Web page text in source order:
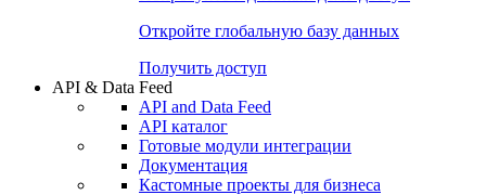
Откройте глобальную базу данных
Получить доступ
API & Data Feed
API and Data Feed
API каталог
Готовые модули интеграции
Документация
Кастомные проекты для бизнеса